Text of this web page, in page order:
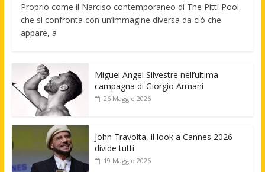
Proprio come il Narciso contemporaneo di The Pitti Pool,
che si confronta con un’immagine diversa da ciò che
appare, a
Miguel Angel Silvestre nell’ultima
campagna di Giorgio Armani
26 Maggio 2026
John Travolta, il look a Cannes 2026
divide tutti
19 Maggio 2026